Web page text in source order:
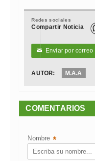
Redes sociales
Compartir Noticia
✉ Enviar por correo
AUTOR: M.A.A
COMENTARIOS
Nombre *